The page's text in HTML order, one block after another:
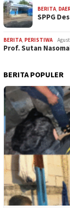
BERITA,
SPPG
BERITA, PERISTIWA
Prof. Sutan
BERITA POPULER